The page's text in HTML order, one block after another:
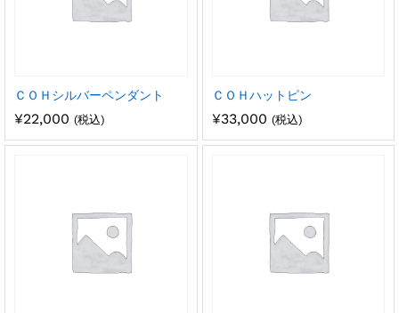
ＣＯＨシルバーペンダント
¥22,000 (税込)
ＣＯＨハットピン
¥33,000 (税込)